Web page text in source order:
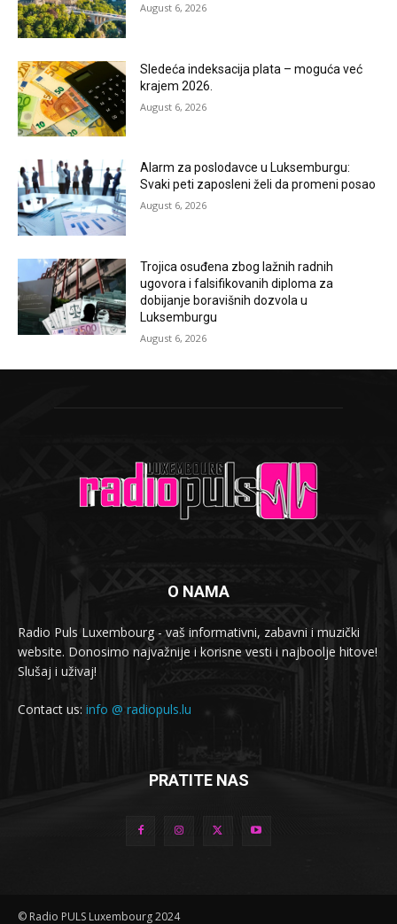
August 6, 2026
Sledeća indeksacija plata – moguća već
krajem 2026.
August 6, 2026
Alarm za poslodavce u Luksemburgu:
Svaki peti zaposleni želi da promeni posao
August 6, 2026
Trojica osuđena zbog lažnih radnih
ugovora i falsifikovanih diploma za
dobijanje boravišnih dozvola u
Luksemburgu
August 6, 2026
O NAMA
Radio Puls Luxembourg - vaš informativni, zabavni i muzički
website. Donosimo najvažnije i korisne vesti i najboolje hitove!
Slušaj i uživaj!
Contact us: info @ radiopuls.lu
PRATITE NAS
© Radio PULS Luxembourg 2024